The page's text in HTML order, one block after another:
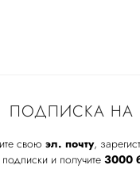
ПОДПИСКА НА
свою эл. почту,
подписки и получите 3000